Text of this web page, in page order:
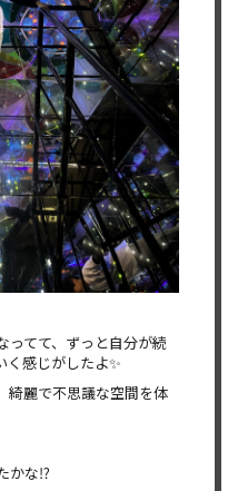
ってて、ずっと自分が続
く感じがしたよ✨
綺麗で不思議な空間を体
かな⁉️